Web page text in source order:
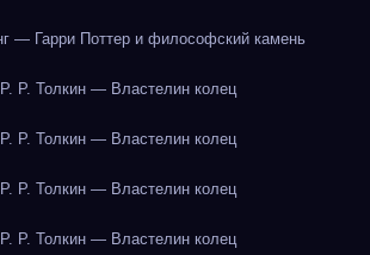
— Гарри Поттер и философский камень
Р. Толкин — Властелин колец
Р. Толкин — Властелин колец
Р. Толкин — Властелин колец
Р. Толкин — Властелин колец